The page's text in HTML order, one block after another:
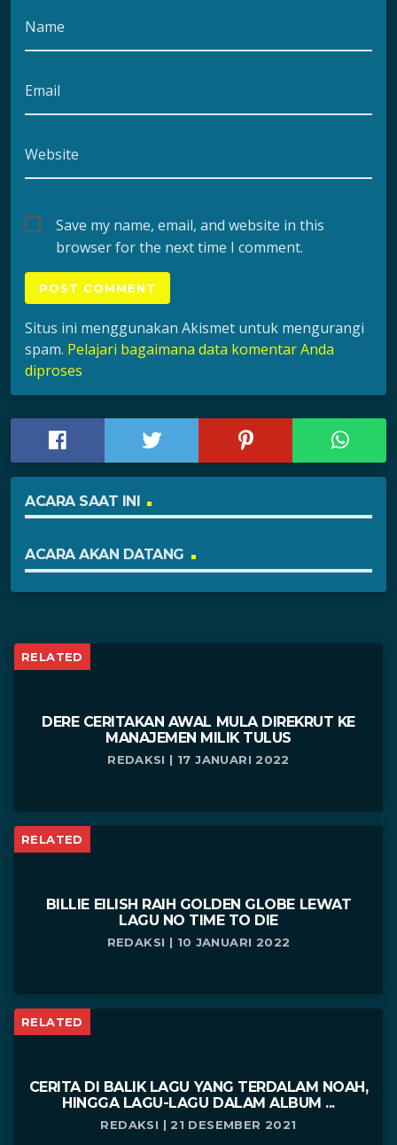
Name
Email
Website
Save my name, email, and website in this
browser for the next time I comment.
Situs ini menggunakan Akismet untuk mengurangi
spam. Pelajari bagaimana data komentar Anda
diproses
ACARA SAAT INI
ACARA AKAN DATANG
RELATED
DERE CERITAKAN AWAL MULA DIREKRUT KE
MANAJEMEN MILIK TULUS
REDAKSI | 17 JANUARI 2022
RELATED
BILLIE EILISH RAIH GOLDEN GLOBE LEWAT
LAGU NO TIME TO DIE
REDAKSI | 10 JANUARI 2022
RELATED
CERITA DI BALIK LAGU YANG TERDALAM NOAH,
HINGGA LAGU-LAGU DALAM ALBUM ...
REDAKSI | 21 DESEMBER 2021